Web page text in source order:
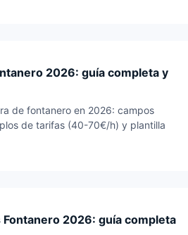
2026: guía completa y
de fontanero en 2026: campos
de tarifas (40-70€/h) y plantilla
2026: guía completa